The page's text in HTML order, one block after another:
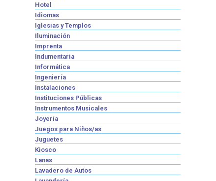
Hotel
Idiomas
Iglesias y Templos
Iluminación
Imprenta
Indumentaria
Informática
Ingeniería
Instalaciones
Instituciones Públicas
Instrumentos Musicales
Joyería
Juegos para Niños/as
Juguetes
Kiosco
Lanas
Lavadero de Autos